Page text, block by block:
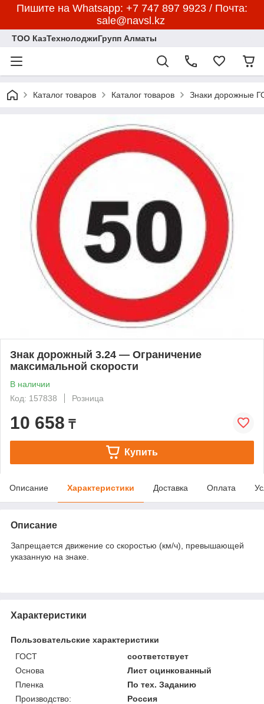
Пишите на Whatsapp: +7 747 897 9923 / Почта:
sale@navsl.kz
ТОО КазТехнолоджиГрупп Алматы
Каталог товаров Каталог товаров Знаки дорожные
Знак дорожный 3.24 — Ограничение
максимальной скорости
В наличии
Код: 157838
Розница
10 658 ₸
Купить
Описание Характеристики Доставка Оплата
Описание
Запрещается движение со скоростью (км/ч), превышающей
указанную на знаке.
Характеристики
Пользовательские характеристики
ГОСТ
соответствует
Основа
Лист оцинкованный
Пленка
По тех. Заданию
Производство:
Россия